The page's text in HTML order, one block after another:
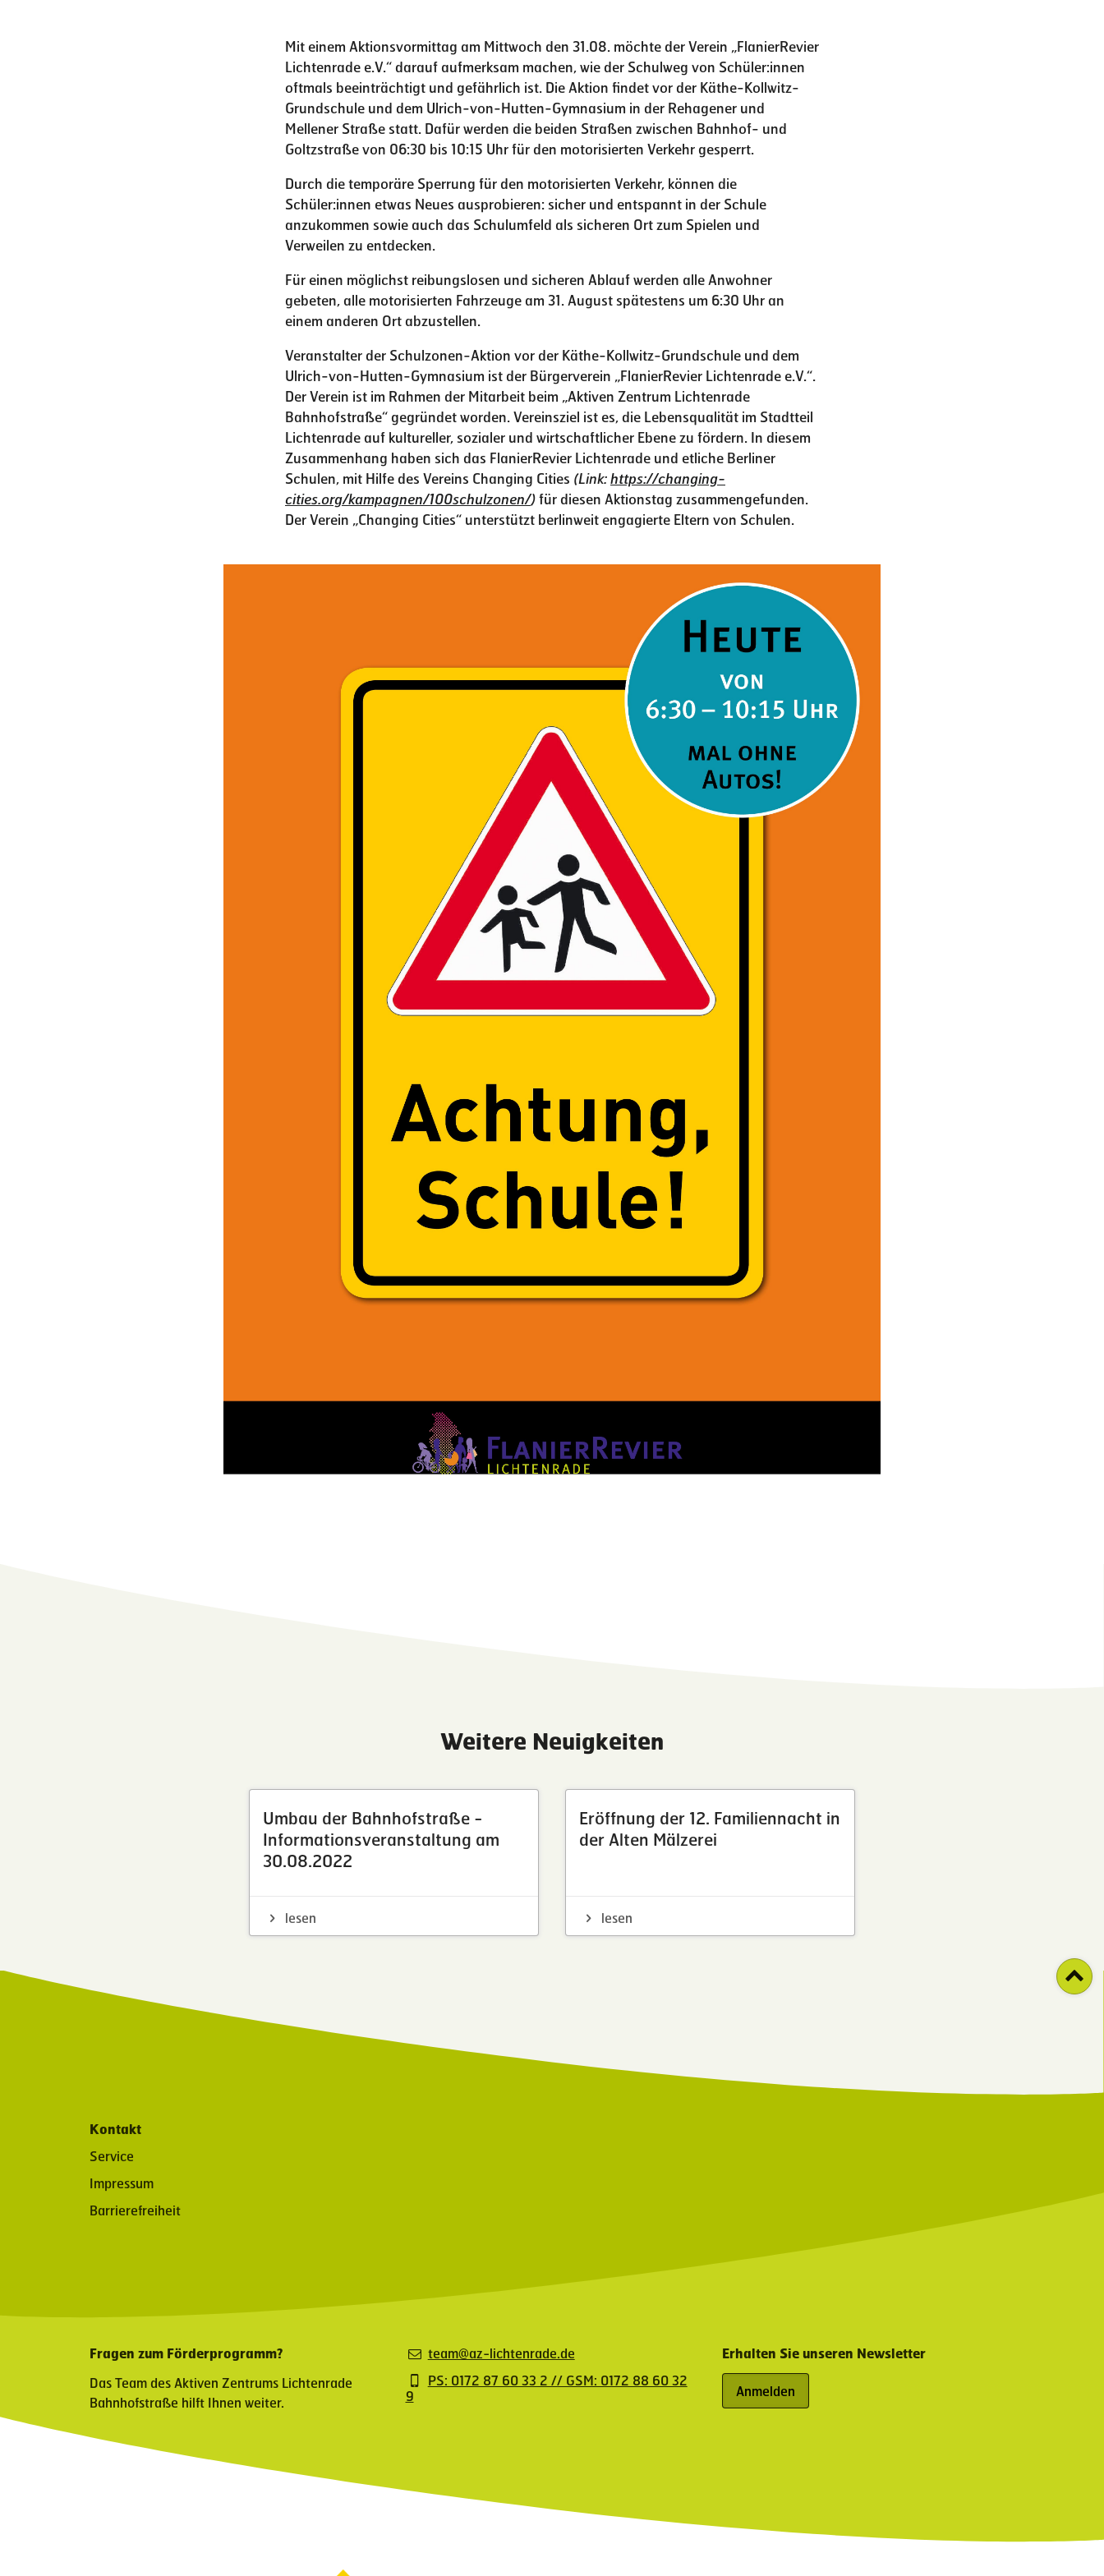
Mit einem Aktionsvormittag am Mittwoch den 31.08. möchte der Verein „FlanierRevier
Lichtenrade e.V.“ darauf aufmerksam machen, wie der Schulweg von Schüler:innen
oftmals beeinträchtigt und gefährlich ist. Die Aktion findet vor der Käthe-Kollwitz-
Grundschule und dem Ulrich-von-Hutten-Gymnasium in der Rehagener und
Mellener Straße statt. Dafür werden die beiden Straßen zwischen Bahnhof- und
Goltzstraße von 06:30 bis 10:15 Uhr für den motorisierten Verkehr gesperrt.
Durch die temporäre Sperrung für den motorisierten Verkehr, können die
Schüler:innen etwas Neues ausprobieren: sicher und entspannt in der Schule
anzukommen sowie auch das Schulumfeld als sicheren Ort zum Spielen und
Verweilen zu entdecken.
Für einen möglichst reibungslosen und sicheren Ablauf werden alle Anwohner
gebeten, alle motorisierten Fahrzeuge am 31. August spätestens um 6:30 Uhr an
einem anderen Ort abzustellen.
Veranstalter der Schulzonen-Aktion vor der Käthe-Kollwitz-Grundschule und dem
Ulrich-von-Hutten-Gymnasium ist der Bürgerverein „FlanierRevier Lichtenrade e.V.“.
Der Verein ist im Rahmen der Mitarbeit beim „Aktiven Zentrum Lichtenrade
Bahnhofstraße“ gegründet worden. Vereinsziel ist es, die Lebensqualität im Stadtteil
Lichtenrade auf kultureller, sozialer und wirtschaftlicher Ebene zu fördern. In diesem
Zusammenhang haben sich das FlanierRevier Lichtenrade und etliche Berliner
Schulen, mit Hilfe des Vereins Changing Cities (Link:https://changing-
cities.org/kampagnen/100schulzonen/)für diesen Aktionstag zusammengefunden.
Der Verein „Changing Cities“ unterstützt berlinweit engagierte Eltern von Schulen.
Weitere Neuigkeiten
Umbau der Bahnhofstraße -
Informationsveranstaltung am
30.08.2022
lesen
Eröffnung der 12. Familiennacht in
der Alten Mälzerei
lesen
Kontakt
Service
Impressum
Barrierefreiheit
Fragen zum Förderprogramm?
Das Team des Aktiven Zentrums Lichtenrade
Bahnhofstraße hilft Ihnen weiter.
team@az-lichtenrade.de
PS: 0172 87 60 33 2 // GSM: 0172 88 60 32
9
Erhalten Sie unseren Newsletter